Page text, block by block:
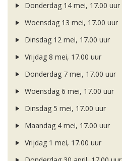
Donderdag 14 mei, 17.00 uur
Woensdag 13 mei, 17.00 uur
Dinsdag 12 mei, 17.00 uur
Vrijdag 8 mei, 17.00 uur
Donderdag 7 mei, 17.00 uur
Woensdag 6 mei, 17.00 uur
Dinsdag 5 mei, 17.00 uur
Maandag 4 mei, 17.00 uur
Vrijdag 1 mei, 17.00 uur